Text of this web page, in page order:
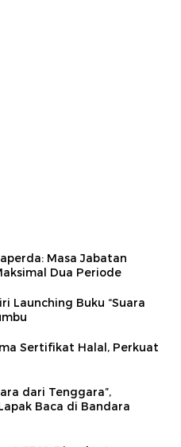
Masa Jabatan
Dua Periode
Launching Buku “Suara
Sertifikat Halal, Perkuat
dari Tenggara”,
Baca di Bandara